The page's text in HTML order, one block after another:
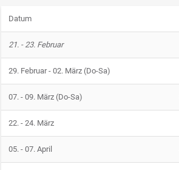
Datum
21. - 23. Februar
29. Februar - 02. März (Do-Sa)
07. - 09. März (Do-Sa)
22. - 24. März
05. - 07. April